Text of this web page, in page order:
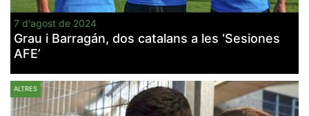
7 d'agost de 2024
Grau i Barragán, dos catalans a les ‘Sesiones
AFE’
ALTRES